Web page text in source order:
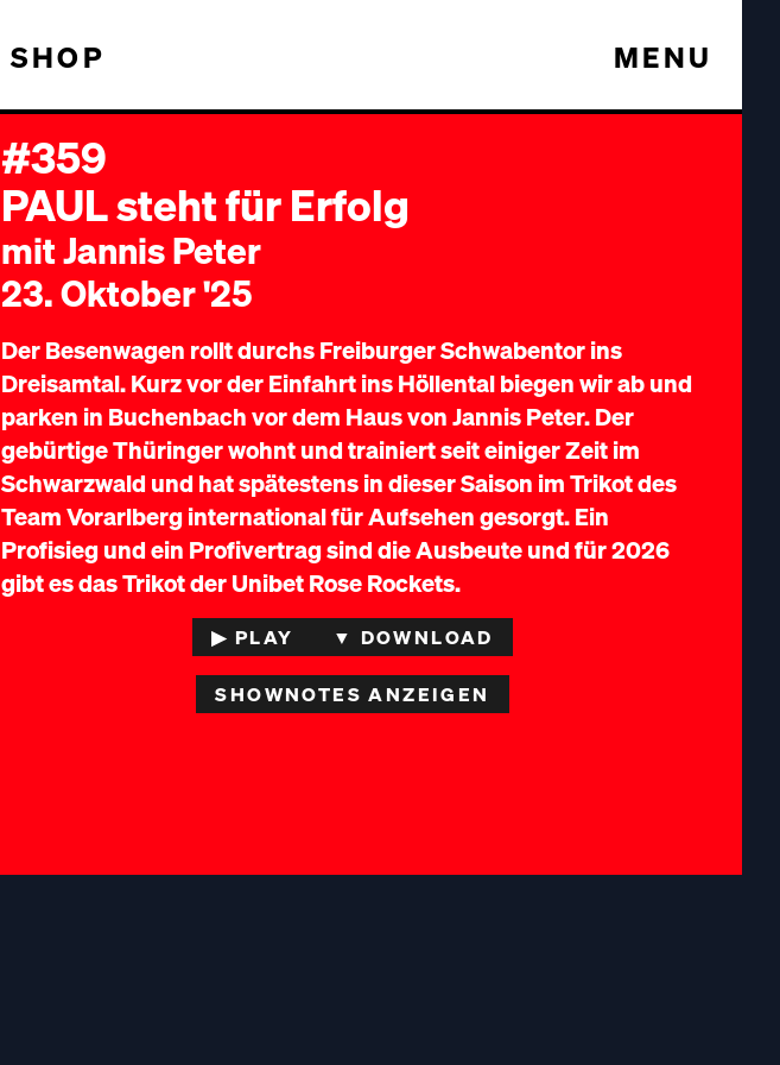
SHOP MENU
#359
PAUL steht für Erfolg
mit Jannis Peter
23. Oktober '25
Der Besenwagen rollt durchs Freiburger Schwabentor ins
Dreisamtal. Kurz vor der Einfahrt ins Höllental biegen wir ab und
parken in Buchenbach vor dem Haus von Jannis Peter. Der
gebürtige Thüringer wohnt und trainiert seit einiger Zeit im
Schwarzwald und hat spätestens in dieser Saison im Trikot des
Team Vorarlberg international für Aufsehen gesorgt. Ein
Profisieg und ein Profivertrag sind die Ausbeute und für 2026
gibt es das Trikot der Unibet Rose Rockets.
▶︎ PLAY ▼ DOWNLOAD
SHOWNOTES ANZEIGEN